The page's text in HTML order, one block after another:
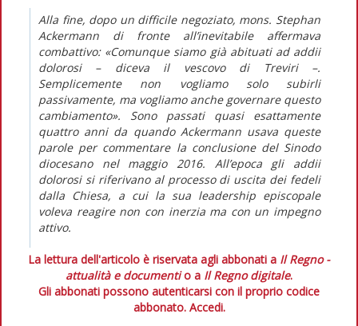
Alla fine, dopo un difficile negoziato, mons. Stephan
Ackermann di fronte all’inevitabile affermava
combattivo: «Comunque siamo già abituati ad addii
dolorosi – diceva il vescovo di Treviri –.
Semplicemente non vogliamo solo subirli
passivamente, ma vogliamo anche governare questo
cambiamento». Sono passati quasi esattamente
quattro anni da quando Ackermann usava queste
parole per commentare la conclusione del Sinodo
diocesano nel maggio 2016. All’epoca gli addii
dolorosi si riferivano al processo di uscita dei fedeli
dalla Chiesa, a cui la sua leadership episcopale
voleva reagire non con inerzia ma con un impegno
attivo.
La lettura dell'articolo è riservata agli abbonati a Il Regno -
attualità e documentio a Il Regno digitale.
Gli abbonati possono autenticarsi con il proprio codice
abbonato. Accedi.